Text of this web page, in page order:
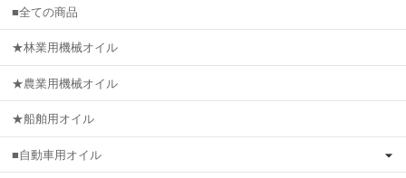
■全ての商品
★林業用機械オイル
★農業用機械オイル
★船舶用オイル
■自動車用オイル